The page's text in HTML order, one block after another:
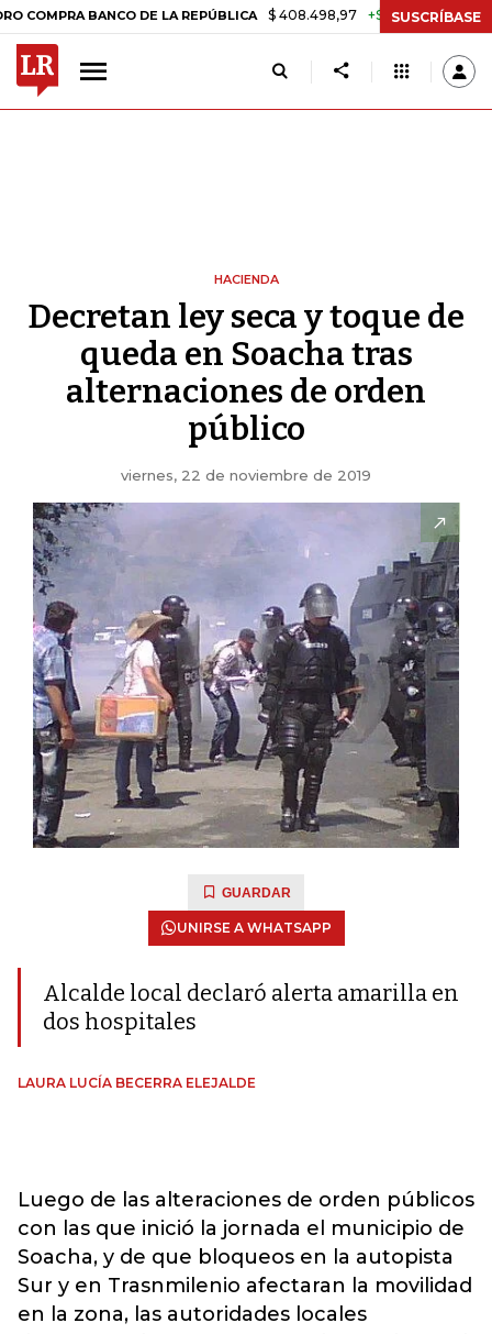
BANCO DE LA REPÚBLICA $ 408.498,97 +$ 8.753,81 +2,19%
SUSCRÍBASE
HACIENDA
Decretan ley seca y toque de
queda en Soacha tras
alternaciones de orden
público
viernes, 22 de noviembre de 2019
GUARDAR
UNIRSE A WHATSAPP
Alcalde local declaró alerta amarilla en
dos hospitales
LAURA LUCÍA BECERRA ELEJALDE
Luego de las alteraciones de orden públicos
con las que inició la jornada el municipio de
Soacha, y de que bloqueos en la autopista
Sur y en Trasnmilenio afectaran la movilidad
en la zona, las autoridades locales